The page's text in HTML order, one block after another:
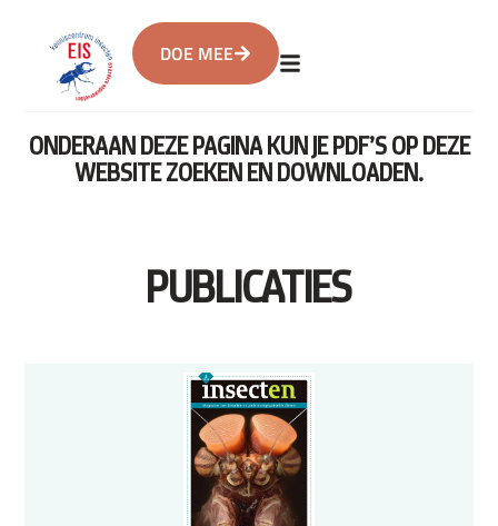
DOE MEE
ONDERAAN DEZE PAGINA KUN JE PDF’S OP DEZE
WEBSITE ZOEKEN EN DOWNLOADEN.
PUBLICATIES